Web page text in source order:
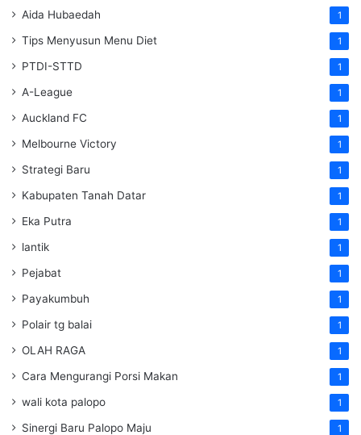
Aida Hubaedah 1
Tips Menyusun Menu Diet 1
PTDI-STTD 1
A-League 1
Auckland FC 1
Melbourne Victory 1
Strategi Baru 1
Kabupaten Tanah Datar 1
Eka Putra 1
lantik 1
Pejabat 1
Payakumbuh 1
Polair tg balai 1
OLAH RAGA 1
Cara Mengurangi Porsi Makan 1
wali kota palopo 1
Sinergi Baru Palopo Maju 1